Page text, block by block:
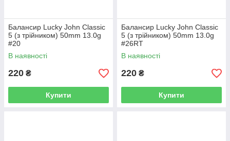
Балансир Lucky John Classic
5 (з трійником) 50mm 13.0g
#20
В наявності
220 ₴
Купити
Балансир Lucky John Classic
5 (з трійником) 50mm 13.0g
#26RT
В наявності
220 ₴
Купити